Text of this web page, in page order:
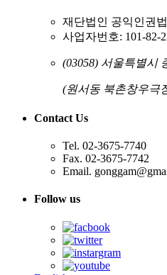
재단법인 공익인권
사업자번호: 101-82-
(03058) 서울특별시
(원서동 북촌창우극
Contact Us
Tel. 02-3675-7740
Fax. 02-3675-7742
Email.
Follow us